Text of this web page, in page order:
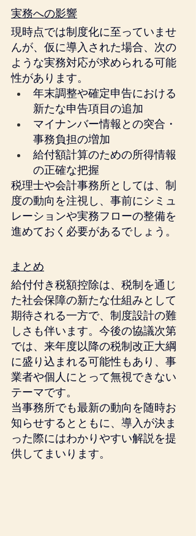
実務への影響
現時点では制度化に至っていませ
んが、仮に導入された場合、次の
ような実務対応が求められる可能
性があります。
年末調整や確定申告における
新たな申告項目の追加
マイナンバー情報との突合・
事務負担の増加
給付額計算のための所得情報
の正確な把握
税理士や会計事務所としては、制
度の動向を注視し、事前にシミュ
レーションや実務フローの整備を
進めておく必要があるでしょう。
まとめ
給付付き税額控除は、税制を通じ
た社会保障の新たな仕組みとして
期待される一方で、制度設計の難
しさも伴います。今後の協議次第
では、来年度以降の税制改正大綱
に盛り込まれる可能性もあり、事
業者や個人にとって無視できない
テーマです。
当事務所でも最新の動向を随時お
知らせするとともに、導入が決ま
った際にはわかりやすい解説を提
供してまいります。